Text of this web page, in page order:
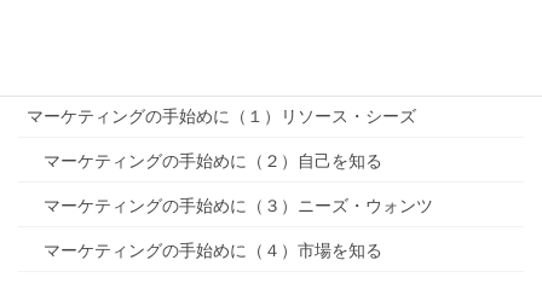
マーケティングの手始めに（１）リソース・シーズ
マーケティングの手始めに（２）自己を知る
マーケティングの手始めに（３）ニーズ・ウォンツ
マーケティングの手始めに（４）市場を知る